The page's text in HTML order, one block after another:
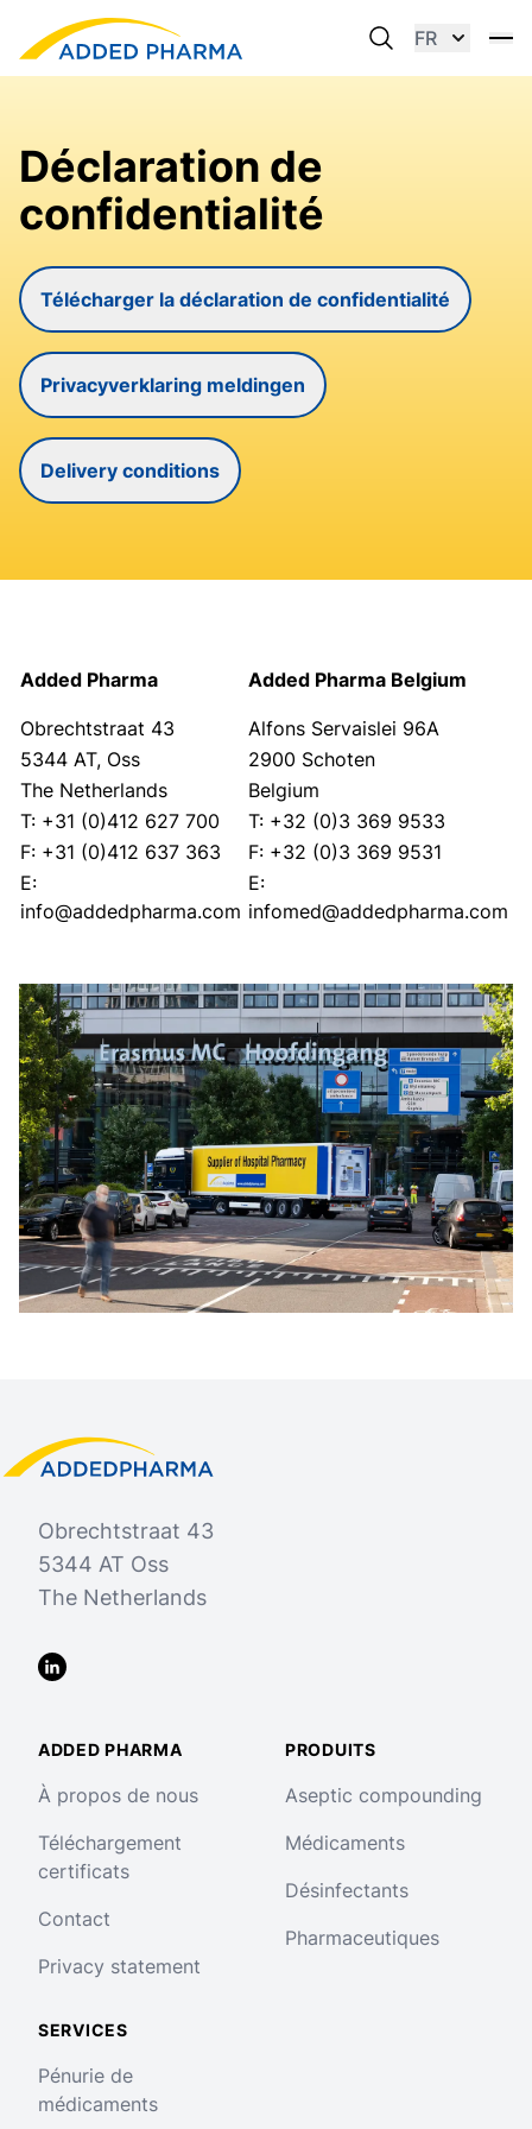
FR
Déclaration de
confidentialité
Télécharger la déclaration de confidentialité
Privacyverklaring meldingen
Delivery conditions
Added Pharma Added Pharma Belgium
Obrechtstraat 43
Alfons Servaislei 96A
5344 AT, Oss
2900 Schoten
The Netherlands
Belgium
T: +31 (0)412 627 700
T: +32 (0)3 369 9533
F: +31 (0)412 637 363
F: +32 (0)3 369 9531
E:
info@addedpharma.com
E:
infomed@addedpharma.com
Added Pharma
Obrechtstraat 43
5344 AT Oss
The Netherlands
LinkedIn
ADDED PHARMA
À propos de nous
Téléchargement
certificats
Contact
Privacy statement
PRODUITS
Aseptic compounding
Médicaments
Désinfectants
Pharmaceutiques
SERVICES
Pénurie de
médicaments